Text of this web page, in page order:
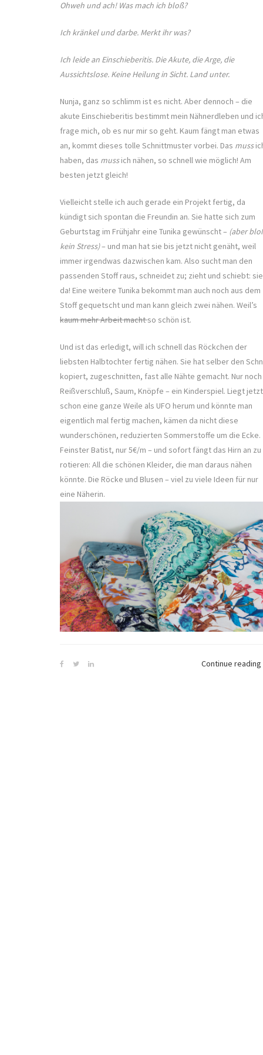
Ohweh und ach! Was mach ich bloß?
Ich kränkel und darbe. Merkt ihr was?
Ich leide an Einschieberitis. Die Akute, die Arge, die
Aussichtslose. Keine Heilung in Sicht. Land unter.
Nunja, ganz so schlimm ist es nicht. Aber dennoch – die
akute Einschieberitis bestimmt mein Nähnerdleben und
frage mich, ob es nur mir so geht. Kaum fängt man etwas
an, kommt dieses tolle Schnittmuster vorbei. Das muss
haben, das mussich nähen, so schnell wie möglich! Am
besten jetzt gleich!
Vielleicht stelle ich auch gerade ein Projekt fertig, da
kündigt sich spontan die Freundin an. Sie hatte sich zum
Geburtstag im Frühjahr eine Tunika gewünscht – (aber
kein Stress)– und man hat sie bis jetzt nicht genäht, weil
immer irgendwas dazwischen kam. Also sucht man den
passenden Stoff raus, schneidet zu; zieht und schiebt:
da! Eine weitere Tunika bekommt man auch noch aus dem
Stoff gequetscht und man kann gleich zwei nähen. Weil’s
kaum mehr Arbeit machtso schön ist.
Und ist das erledigt, will ich schnell das Röckchen der
liebsten Halbtochter fertig nähen. Sie hat selber den
kopiert, zugeschnitten, fast alle Nähte gemacht. Nur noch
Reißverschluß, Saum, Knöpfe – ein Kinderspiel. Liegt jetzt
schon eine ganze Weile als UFO herum und könnte man
eigentlich mal fertig machen, kämen da nicht diese
wunderschönen, reduzierten Sommerstoffe um die Ecke.
Feinster Batist, nur 5€/m – und sofort fängt das Hirn an zu
rotieren: All die schönen Kleider, die man daraus nähen
könnte. Die Röcke und Blusen – viel zu viele Ideen für nur
eine Näherin.
Continue reading